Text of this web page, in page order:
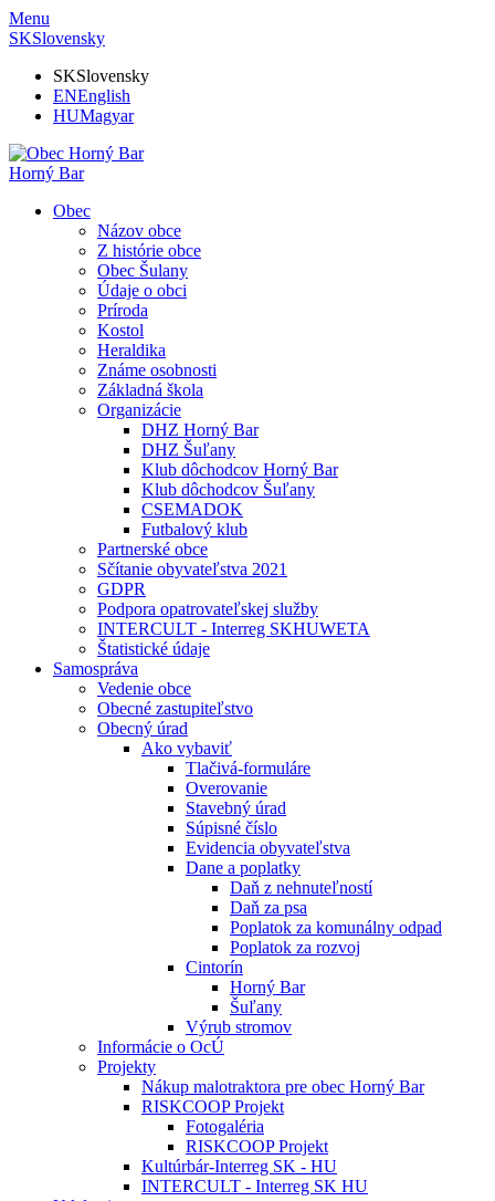
Menu
SKSlovensky
SKSlovensky
ENEnglish
HUMagyar
Horný Bar
Obec
Názov obce
Z histórie obce
Obec Šulany
Údaje o obci
Príroda
Kostol
Heraldika
Známe osobnosti
Základná škola
Organizácie
DHZ Horný Bar
DHZ Šuľany
Klub dôchodcov Horný Bar
Klub dôchodcov Šuľany
CSEMADOK
Futbalový klub
Partnerské obce
Sčítanie obyvateľstva 2021
GDPR
Podpora opatrovateľskej služby
INTERCULT - Interreg SKHUWETA
Štatistické údaje
Samospráva
Vedenie obce
Obecné zastupiteľstvo
Obecný úrad
Ako vybaviť
Tlačivá-formuláre
Overovanie
Stavebný úrad
Súpisné číslo
Evidencia obyvateľstva
Dane a poplatky
Daň z nehnuteľností
Daň za psa
Poplatok za komunálny odpad
Poplatok za rozvoj
Cintorín
Horný Bar
Šuľany
Výrub stromov
Informácie o OcÚ
Projekty
Nákup malotraktora pre obec Horný Bar
RISKCOOP Projekt
Fotogaléria
RISKCOOP Projekt
Kultúrbár-Interreg SK - HU
INTERCULT - Interreg SK HU